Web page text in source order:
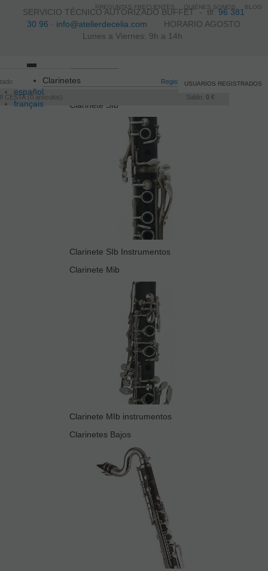
SERVICIO TÉCNICO AUTORIZADO BUFFET -tlf.96 381
30 96 · info@atelierdecelia.com HORARIO AGOSTO
Lunes a Viernes: 9h a 14h
español
français
Registro /Iniciar sesión
CESTA 0 artículos Saldo: 0 €
USUARIOS REGISTRADOS
navigation
Clarinetes
Clarinete SIb
Clarinete SIb Instrumentos
Clarinete Mib
Clarinete MIb instrumentos
Clarinetes Bajos
PREGUNTAS FRECUENTES QUIÉNES SOMOS BLOG